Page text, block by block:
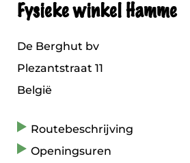
Fysieke winkel Hamme
De Berghut bv
Plezantstraat 11
België
Routebeschrijving
Openingsuren